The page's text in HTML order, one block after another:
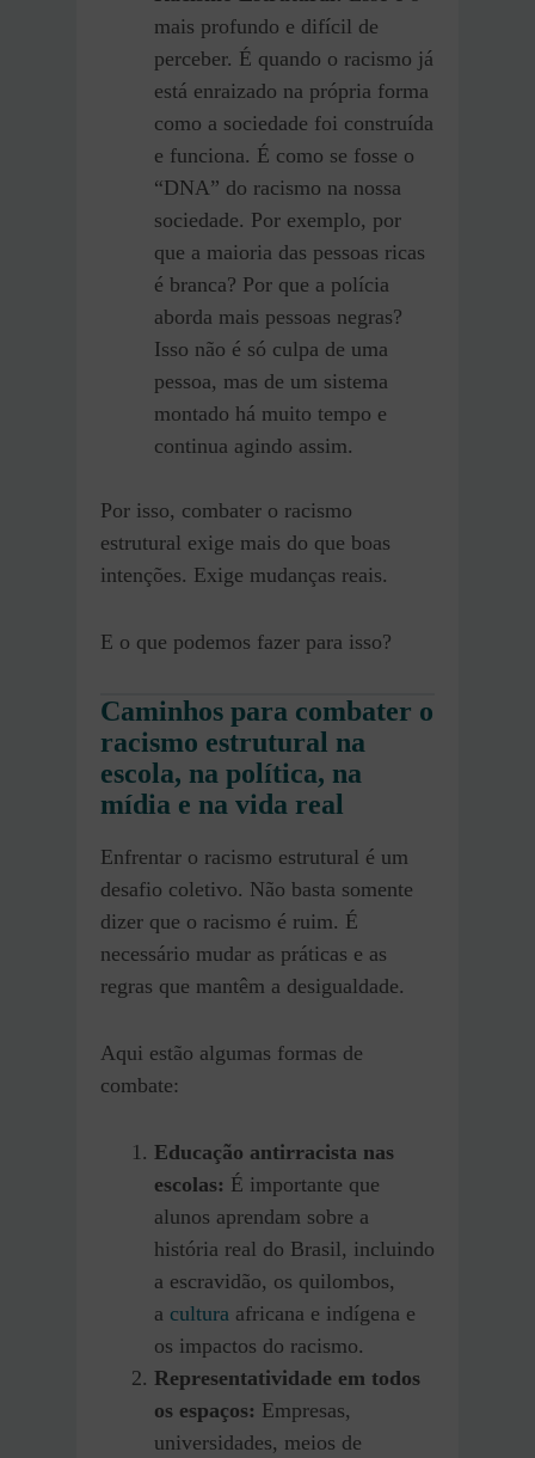
mais profundo e difícil de
perceber. É quando o racismo já
está enraizado na própria forma
como a sociedade foi construída
e funciona. É como se fosse o
“DNA” do racismo na nossa
sociedade. Por exemplo, por
que a maioria das pessoas ricas
é branca? Por que a polícia
aborda mais pessoas negras?
Isso não é só culpa de uma
pessoa, mas de um sistema
montado há muito tempo e
continua agindo assim.
Por isso, combater o racismo
estrutural exige mais do que boas
intenções. Exige mudanças reais.
E o que podemos fazer para isso?
Caminhos para combater o
racismo estrutural na
escola, na política, na
mídia e na vida real
Enfrentar o racismo estrutural é um
desafio coletivo. Não basta somente
dizer que o racismo é ruim. É
necessário mudar as práticas e as
regras que mantêm a desigualdade.
Aqui estão algumas formas de
combate:
Educação antirracista nas
escolas: É importante que
alunos aprendam sobre a
história real do Brasil, incluindo
a escravidão, os quilombos,
a cultura africana e indígena e
os impactos do racismo.
Representatividade em todos
os espaços: Empresas,
universidades, meios de